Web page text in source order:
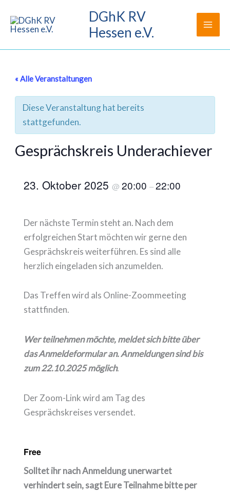
Inhalt
springen
DGhK RV
Hessen e.V.
« Alle Veranstaltungen
Diese Veranstaltung hat bereits
stattgefunden.
Gesprächskreis Underachiever
23. Oktober 2025@20:00–22:00
Der nächste Termin steht an. Nach dem
erfolgreichen Start möchten wir gerne den
Gesprächskreis weiterführen. Es sind alle
herzlich eingeladen sich anzumelden.
Das Treffen wird als Online-Zoommeeting
stattfinden.
Wer teilnehmen möchte, meldet sich bitte über
das Anmeldeformular an. Anmeldungen sind bis
zum 22.10.2025 möglich.
Der Zoom-Link wird am Tag des
Gesprächskreises versendet.
Free
Solltet ihr nach Anmeldung unerwartet
verhindert sein, sagt Eure Teilnahme bitte per